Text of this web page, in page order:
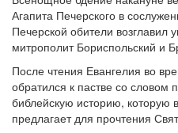
Агапита Печерского в
Печерской обители
митрополит Бориспольский и
После чтения Евангелия во
обратился к пастве со словом
библейскую историю, которую
предлагает для прочтения